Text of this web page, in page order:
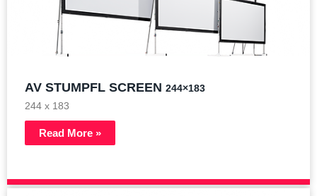
AV STUMPFL SCREEN 244×183
244 x 183
Read More »